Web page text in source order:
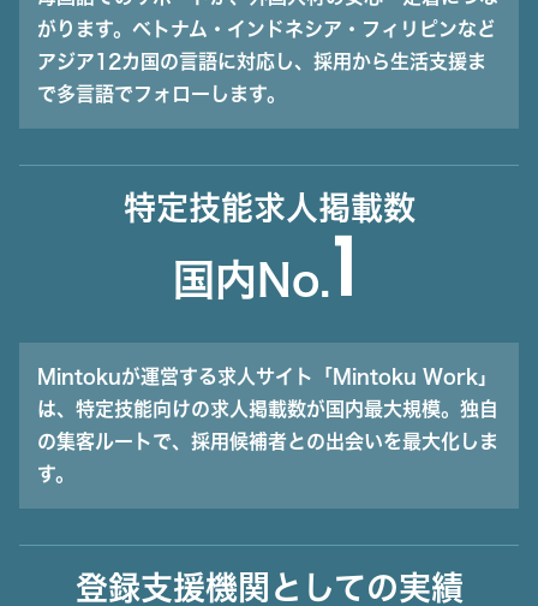
がります。ベトナム・インドネシア・フィリピンなど
アジア12カ国の言語に対応し、採用から生活支援ま
で多言語でフォローします。
特定技能求人掲載数
国内No.1
Mintokuが運営する求人サイト「Mintoku Work」
は、特定技能向けの求人掲載数が国内最大規模。独自
の集客ルートで、採用候補者との出会いを最大化しま
す。
登録支援機関としての実績